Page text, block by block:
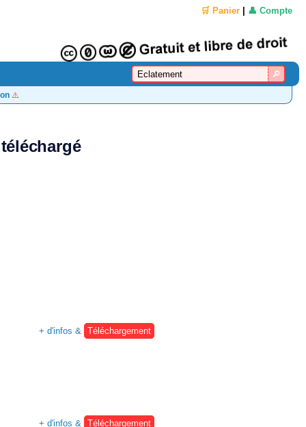
🛒 Panier 👤 Compte
⚠️
+ d'infos &
Téléchargement
+ d'infos &
Téléchargement